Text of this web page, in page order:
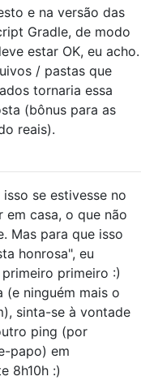
e na versão das
Gradle, de modo
estar OK, eu acho.
/ pastas que
tornaria essa
(bônus para as
reais).
se estivesse no
em casa, o que não
Mas para que isso
honrosa", eu
primeiro :)
(e ninguém mais o
sinta-se à vontade
ping (por
papo) em
8h10h :)